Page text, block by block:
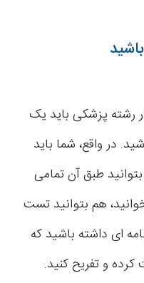
رشته پزشکی باید یک
در واقع، شما باید
طبق آن تمامی
هم بتوانید تست
ای داشته باشید که
کرده و تفریح کنید.